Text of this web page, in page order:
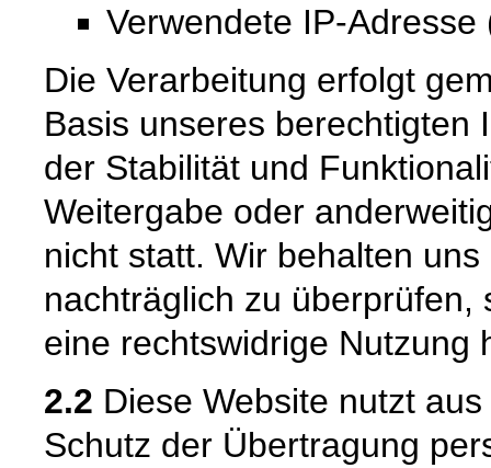
Verwendete IP-
Die Verarbeitung erfolgt
Basis unseres berechtigten
der Stabilität und
Weitergabe oder
nicht statt. Wir behalten
nachträglich zu überprüfen,
eine rechtswidrige Nutzung
2.2 Diese Website nutzt
Schutz der Übertragung